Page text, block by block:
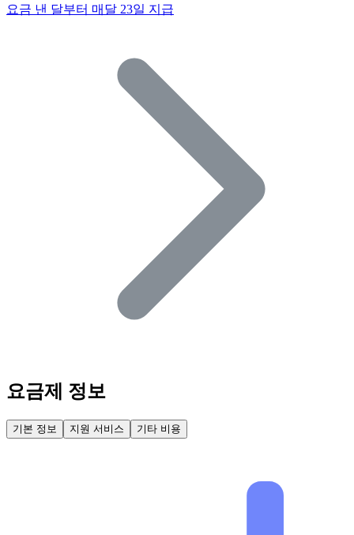
요금 낸 달부터 매달 23일 지급
요금제 정보
기본 정보 지원 서비스 기타 비용